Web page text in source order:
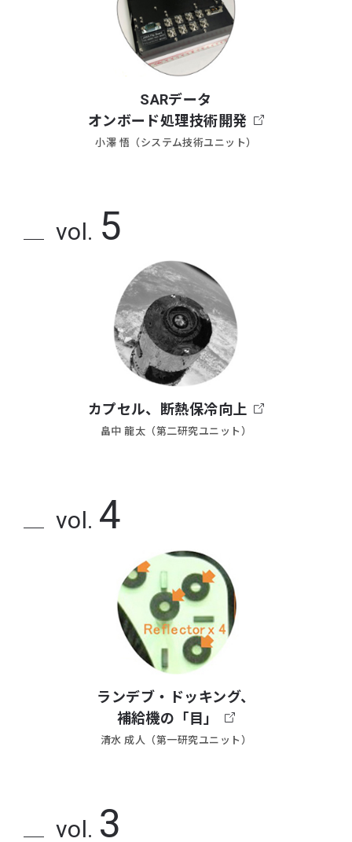
SARデータ
オンボード処理技術開発
小澤 悟（システム技術ユニット）
カプセル、断熱保冷向上
vol. 5
畠中 龍太（第二研究ユニット）
ランデブ・ドッキング、
補給機の「目」
vol. 4
清水 成人（第一研究ユニット）
vol. 3